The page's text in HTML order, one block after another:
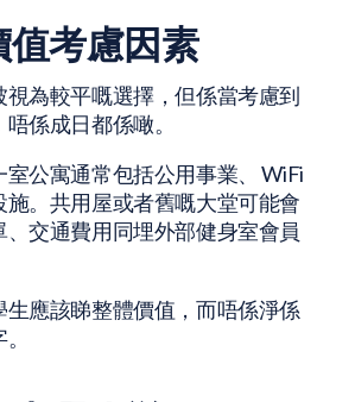
考慮因素
為較平嘅選擇，但係當考慮到
係成日都係噉。
公寓通常包括公用事業、 WiFi
施。共用屋或者舊嘅大堂可能會
交通費用同埋外部健身室會員
生應該睇整體價值，而唔係淨係